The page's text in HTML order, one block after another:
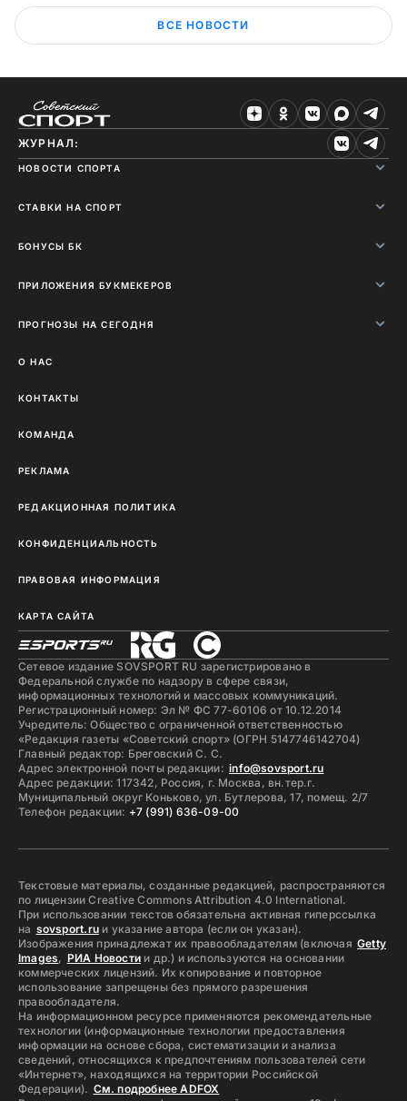
ВСЕ НОВОСТИ
ЖУРНАЛ:
НОВОСТИ СПОРТА
СТАВКИ НА СПОРТ
БОНУСЫ БК
ПРИЛОЖЕНИЯ БУКМЕКЕРОВ
ПРОГНОЗЫ НА СЕГОДНЯ
О НАС
КОНТАКТЫ
КОМАНДА
РЕКЛАМА
РЕДАКЦИОННАЯ ПОЛИТИКА
КОНФИДЕНЦИАЛЬНОСТЬ
ПРАВОВАЯ ИНФОРМАЦИЯ
КАРТА САЙТА
Сетевое издание SOVSPORT RU зарегистрировано в
Федеральной службе по надзору в сфере связи,
информационных технологий и массовых коммуникаций.
Регистрационный номер: Эл № ФС 77-60106 от 10.12.2014
Учредитель: Общество с ограниченной ответственностью
«Редакция газеты «Советский спорт» (ОГРН 5147746142704)
Главный редактор: Бреговский С. С.
Адрес электронной почты редакции: info@sovsport.ru
Адрес редакции: 117342, Россия, г. Москва, вн.тер.г.
Муниципальный округ Коньково, ул. Бутлерова, 17, помещ. 2/7
Телефон редакции: +7 (991) 636-09-00
Текстовые материалы, созданные редакцией, распространяются
по лицензии Creative Commons Attribution 4.0 International.
При использовании текстов обязательна активная гиперссылка
на sovsport.ruи указание автора (если он указан).
Изображения принадлежат их правообладателям (включая Getty
Images, РИА Новости и др.) и используются на основании
коммерческих лицензий. Их копирование и повторное
использование запрещены без прямого разрешения
правообладателя.
На информационном ресурсе применяются рекомендательные
технологии (информационные технологии предоставления
информации на основе сбора, систематизации и анализа
сведений, относящихся к предпочтениям пользователей сети
«Интернет», находящихся на территории Российской
Федерации). См. подробнее ADFOX